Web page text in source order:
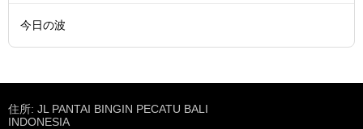
今日の波
住所: JL PANTAI BINGIN PECATU BALI
INDONESIA